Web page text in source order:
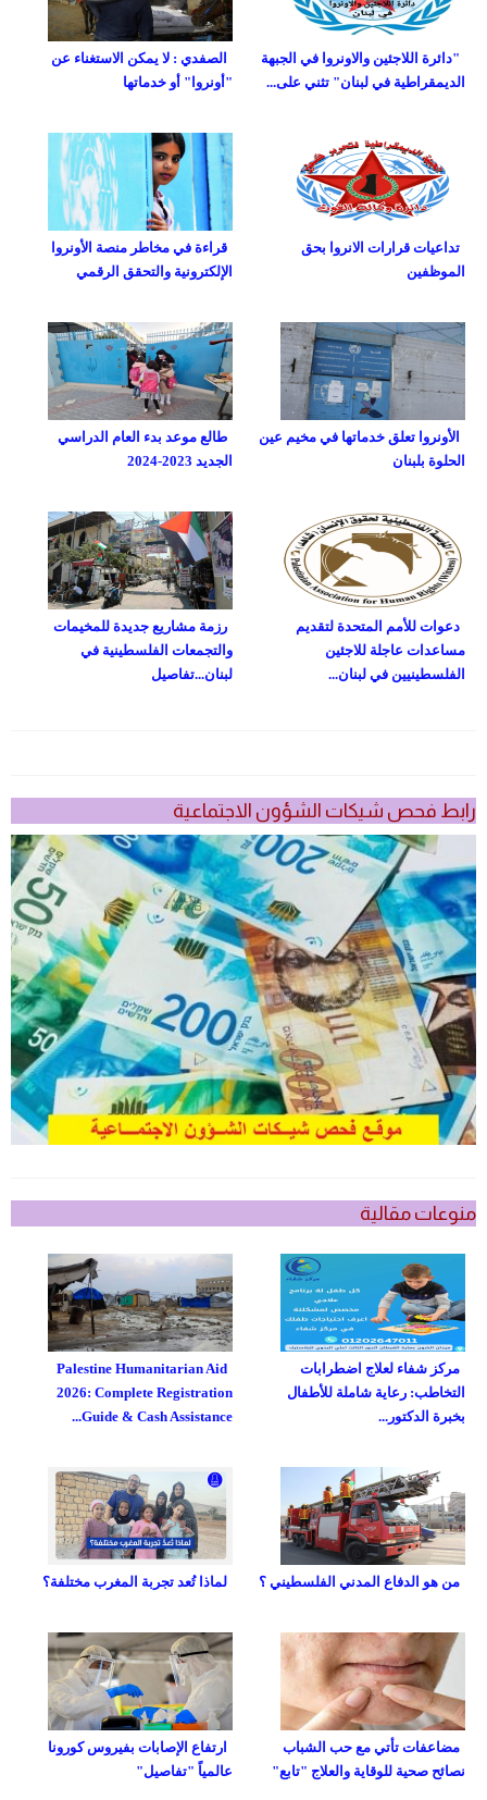
الصفدي : لا يمكن الاستغناء عن
"أونروا" أو خدماتها
"دائرة اللاجئين والاونروا في الجبهة
الديمقراطية في لبنان" تثني على...
قراءة في مخاطر منصة الأونروا
الإلكترونية والتحقق الرقمي
تداعيات قرارات الانروا بحق
الموظفين
طالع موعد بدء العام الدراسي
الجديد 2023-2024
الأونروا تعلق خدماتها في مخيم عين
الحلوة بلبنان
رزمة مشاريع جديدة للمخيمات
والتجمعات الفلسطينية في
لبنان...تفاصيل
دعوات للأمم المتحدة لتقديم
مساعدات عاجلة للاجئين
الفلسطينيين في لبنان...
رابط فحص شيكات الشؤون الاجتماعية
منوعات مقالية
Palestine Humanitarian Aid
2026: Complete Registration
Guide & Cash Assistance...
مركز شفاء لعلاج اضطرابات
التخاطب: رعاية شاملة للأطفال
بخبرة الدكتور...
لماذا تُعد تجربة المغرب مختلفة؟ من هو الدفاع المدني الفلسطيني ؟
ارتفاع الإصابات بفيروس كورونا
عالمياً "تفاصيل"
مضاعفات تأتي مع حب الشباب
نصائح صحية للوقاية والعلاج "تابع"